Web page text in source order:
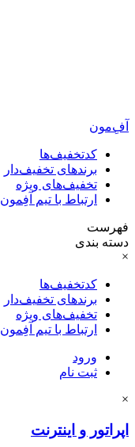
آفِ‌مون
کدتخفیف‌ها
برندهای تخفیف‌دار
تخفیف‌های ویژه
ارتباط با تیم آفِمون
فهرست
دسته بندی
×
کدتخفیف‌ها
برندهای تخفیف‌دار
تخفیف‌های ویژه
ارتباط با تیم آفِمون
ورود
ثبت نام
×
اپراتور و اینترنت